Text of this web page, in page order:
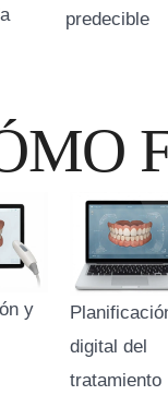
predecible
y
digital del
tratamiento